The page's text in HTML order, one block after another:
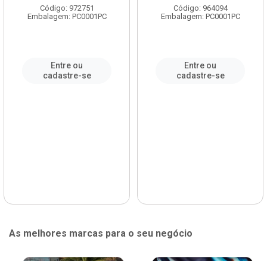
Código: 972751
Embalagem: PC0001PC
Entre ou
cadastre-se
Código: 964094
Embalagem: PC0001PC
Entre ou
cadastre-se
As melhores marcas para o seu negócio